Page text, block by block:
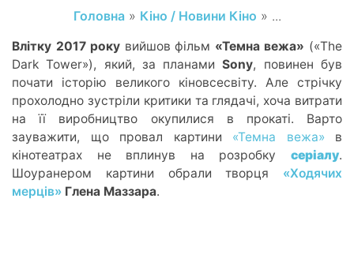
Головна» Кіно / Новини Кіно » ...
Влітку 2017 року вийшов фільм «Темна вежа» («The
Dark Tower»), який, за планамиSony, повинен був
почати історію великого кіновсесвіту. Але стрічку
прохолодно зустріли критики та глядачі, хоча витрати
на її виробництво окупилися в прокаті. Варто
зауважити, що провал картини «Темна вежа»в
кінотеатрах не вплинув на розробку серіалу.
Шоуранером картини обрали творця «Ходячих
мерців» Глена Маззара.